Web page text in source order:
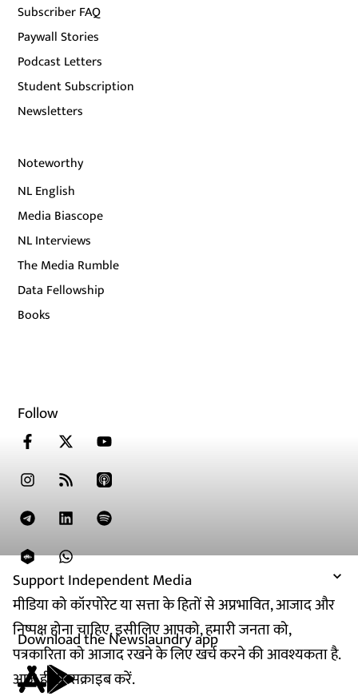
Support Independent Media
मीडिया को कॉरपोरेट या सत्ता के हितों से अप्रभावित, आजाद और
निष्पक्ष होना चाहिए. इसीलिए आपको, हमारी जनता को,
पत्रकारिता को आजाद रखने के लिए खर्च करने की आवश्यकता है.
आज ही सब्सक्राइब करें.
Subscriber FAQ
Paywall Stories
Podcast Letters
Student Subscription
Newsletters
Noteworthy
NL English
Media Biascope
NL Interviews
The Media Rumble
Data Fellowship
Books
Follow
Download the Newslaundry app